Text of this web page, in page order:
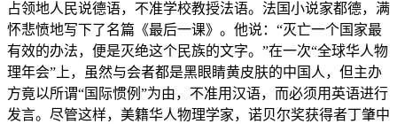
占领地人民说德语，不准学校教授法语。法国小说家都德，满
怀悲愤地写下了名篇《最后一课》。他说：“灭亡一个国家最
有效的办法，便是灭绝这个民族的文字。”在一次“全球华人物
理年会”上，虽然与会者都是黑眼睛黄皮肤的中国人，但主办
方竟以所谓“国际惯例”为由，不准用汉语，而必须用英语进行
发言。尽管这样，美籍华人物理学家，诺贝尔奖获得者丁肇中